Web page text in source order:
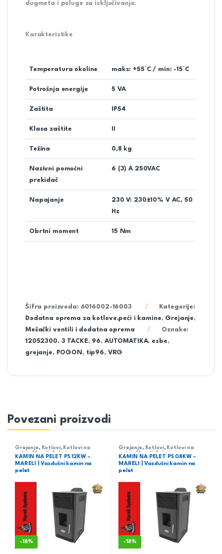
dugmeta i poluge za isključivanje.
Karakteristike
Temperatura okoline maks: +55°C / min: -15°C
Potrošnja energije 5 VA
Zaštita IP54
Klasa zaštite
Težina 0,8 kg
Nazivni pomoćni
prekidač
6 (3) A 250VAC
Napajanje
230 V: 230±10% V AC, 50
Hz
Obrtni moment 15 Nm
Šifra proizvoda: 6016002-16003
Kategorije:
Dodatna oprema za kotlove,peći i kamine, Grejanje,
Mešački ventili i dodatna oprema
Oznake:
12052300, 3 TACKE, 96, AUTOMATIKA, esbe,
grejanje, POGON , tip96, VRG
Povezani proizvodi
Grejanje , Kotlovi, Kotlovi na
pelet, Mareli ,Sobni
KAMIN NA PELET PS 12KW –
MARELI | Vazdušni kamin na
pelet
-18%
Grejanje , Kotlovi, Kotlovi na
pelet, Mareli ,Sobni
KAMIN NA PELET PS 08KW –
MARELI | Vazdušni kamin na
pelet
-18%